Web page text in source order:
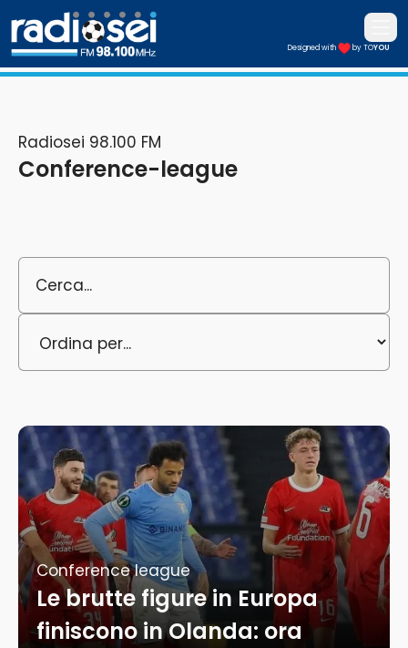
Radiosei 98.100 FM
Apri
Designed with by TOYOU
Conference-league
Radiosei 98.100 FM
Conference league
Le brutte figure in Europa
finiscono in Olanda: ora